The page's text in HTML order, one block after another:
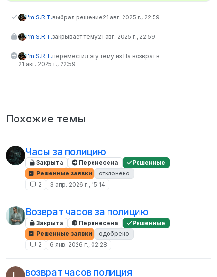
I'm S.R.T.выбрал решение21 авг. 2025 г., 22:59
I'm S.R.T.закрывает тему21 авг. 2025 г., 22:59
I'm S.R.T.переместил эту тему из На возврат в
21 авг. 2025 г., 22:59
Похожие темы
Часы за полицию
Закрыта Перенесена
Решенные
Решенные заявки
отклонено
2
3 апр. 2026 г., 15:14
Возврат часов за полицию
Закрыта Перенесена
Решенные
Решенные заявки
одобрено
2
6 янв. 2026 г., 02:28
возврат часов полиция